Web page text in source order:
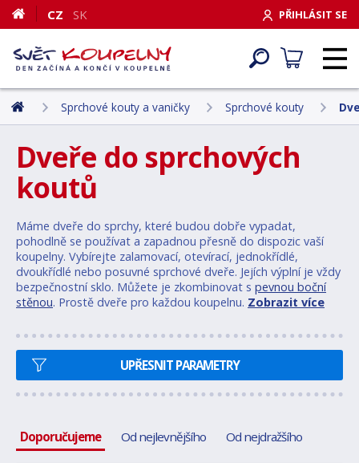
PŘIHLÁSIT SE
CZ SK
Sprchové kouty a vaničky Sprchové kouty
Dveře do sprchových
koutů
Máme dveře do sprchy, které budou dobře vypadat,
pohodlně se používat a zapadnou přesně do dispozic vaší
koupelny. Vybírejte zalamovací, otevírací, jednokřídlé,
dvoukřídlé nebo posuvné sprchové dveře. Jejích výplní je vždy
bezpečnostní sklo. Můžete je zkombinovat s pevnou boční
stěnou. Prostě dveře pro každou koupelnu. Zobrazit více
UPŘESNIT PARAMETRY
Doporučujeme Od nejlevnějšího Od nejdražšího